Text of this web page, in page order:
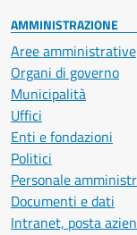
AMMINISTRAZIONE
Aree amministrative
Organi di governo
Municipalità
Uffici
Enti e fondazioni
Politici
Personale
Documenti e dati
Intranet, posta